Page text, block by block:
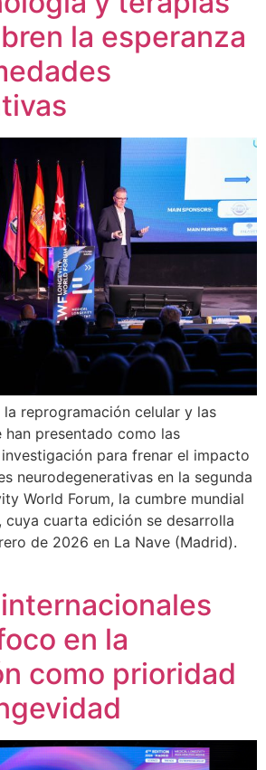
la esperanza
reprogramación celular y las
han presentado como las
para frenar el impacto
neurodegenerativas en la segunda
World Forum, la cumbre mundial
cuya cuarta edición se desarrolla
de 2026 en La Nave (Madrid).
en la
como prioridad